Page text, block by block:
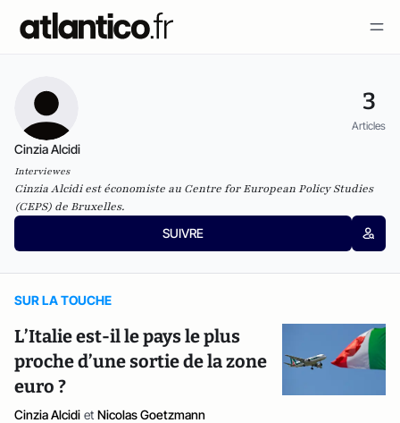
3
Articles
Cinzia Alcidi
Interviewes
Cinzia Alcidi est économiste au Centre for European Policy Studies
(CEPS) de Bruxelles.
SUIVRE
SUR LA TOUCHE
L’Italie est-il le pays le plus
proche d’une sortie de la zone
euro ?
Cinzia Alcidi et Nicolas Goetzmann